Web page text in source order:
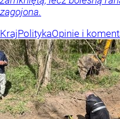
zagojona.
KrajPolitykaOpinie i